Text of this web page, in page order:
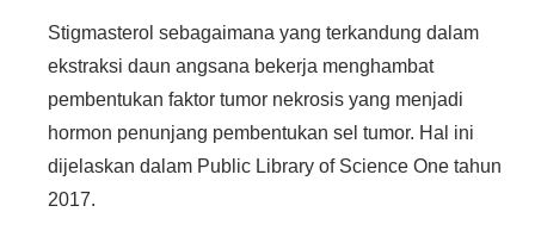
Stigmasterol sebagaimana yang terkandung dalam
ekstraksi daun angsana bekerja menghambat
pembentukan faktor tumor nekrosis yang menjadi
hormon penunjang pembentukan sel tumor. Hal ini
dijelaskan dalam Public Library of Science One tahun
2017.